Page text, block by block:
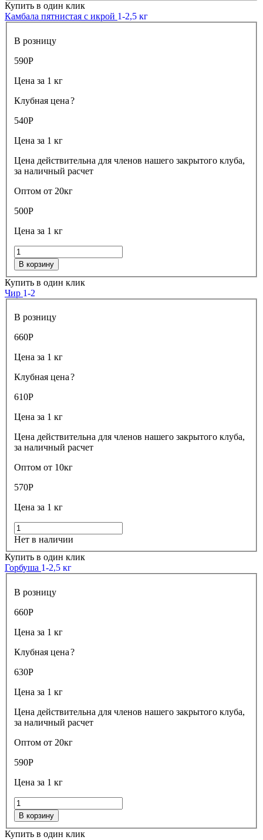
Купить в один клик
Камбала пятнистая с икрой 1-2,5 кг
В розницу
590Р
Цена за 1 кг
Клубная цена?
540Р
Цена за 1 кг
Цена действительна для членов нашего закрытого клуба,
за наличный расчет
Оптом от 20кг
500Р
Цена за 1 кг
В корзину
Купить в один клик
Чир 1-2
В розницу
660Р
Цена за 1 кг
Клубная цена?
610Р
Цена за 1 кг
Цена действительна для членов нашего закрытого клуба,
за наличный расчет
Оптом от 10кг
570Р
Цена за 1 кг
Нет в наличии
Купить в один клик
Горбуша 1-2,5 кг
В розницу
660Р
Цена за 1 кг
Клубная цена?
630Р
Цена за 1 кг
Цена действительна для членов нашего закрытого клуба,
за наличный расчет
Оптом от 20кг
590Р
Цена за 1 кг
В корзину
Купить в один клик